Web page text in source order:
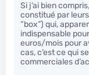
Si j’ai bien
constitué par
“box”) qui,
indispensable
euros/mois pour
cas, c’est ce qui
commerciales